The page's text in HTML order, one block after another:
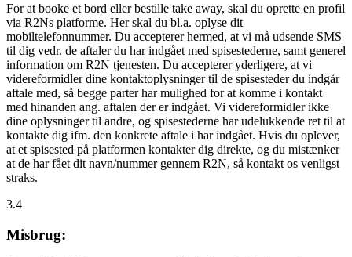
For at booke et bord eller bestille take away, skal du oprette en profil
via R2Ns platforme. Her skal du bl.a. oplyse dit
mobiltelefonnummer. Du accepterer hermed, at vi må udsende SMS
til dig vedr. de aftaler du har indgået med spisestederne, samt generel
information om R2N tjenesten. Du accepterer yderligere, at vi
videreformidler dine kontaktoplysninger til de spisesteder du indgår
aftale med, så begge parter har mulighed for at komme i kontakt
med hinanden ang. aftalen der er indgået. Vi videreformidler ikke
dine oplysninger til andre, og spisestederne har udelukkende ret til at
kontakte dig ifm. den konkrete aftale i har indgået. Hvis du oplever,
at et spisested på platformen kontakter dig direkte, og du mistænker
at de har fået dit navn/nummer gennem R2N, så kontakt os venligst
straks.
3.4
Misbrug: